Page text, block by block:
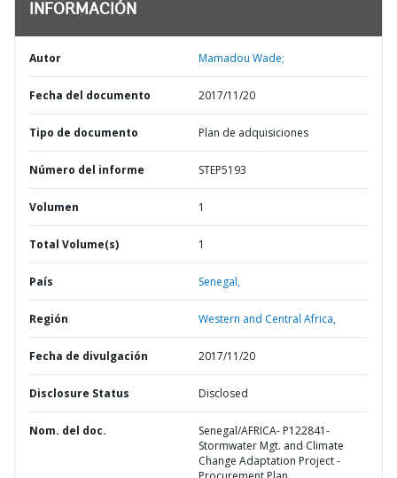
INFORMACIÓN
Autor Mamadou Wade;
Fecha del documento 2017/11/20
Tipo de documento Plan de adquisiciones
Número del informe STEP5193
Volumen 1
Total Volume(s) 1
País Senegal,
Región Western and Central Africa,
Fecha de divulgación 2017/11/20
Disclosure Status Disclosed
Nom. del doc.
Senegal/AFRICA- P122841-
Stormwater Mgt. and Climate
Change Adaptation Project -